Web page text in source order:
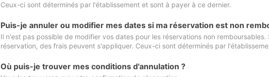
Ceux-ci sont déterminés par l'établissement et sont à payer à ce dernier.
Puis-je annuler ou modifier mes dates si ma réservation est non
Il n'est pas possible de modifier vos dates pour les réservations non
réservation, des frais peuvent s'appliquer. Ceux-ci sont déterminés par
Où puis-je trouver mes conditions d'annulation ?